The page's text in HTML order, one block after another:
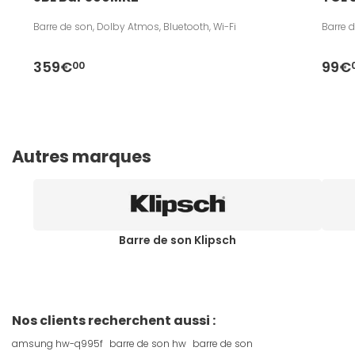
Barre de son, Dolby Atmos, Bluetooth, Wi-Fi
359€00
Barre
99€
Autres marques
Barre de son Klipsch
Nos clients recherchent aussi :
amsung hw-q995f barre de son hw barre de son